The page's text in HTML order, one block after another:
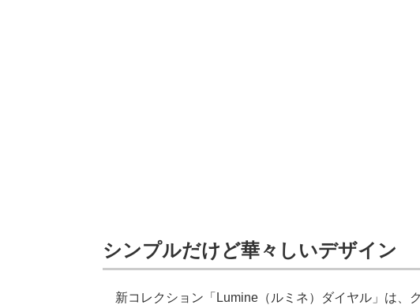
シンプルだけど華々しいデザイン
新コレクション「Lumine（ルミネ）ダイヤル」は、